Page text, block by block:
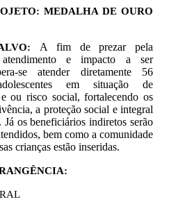
MEDALHA DE OURO
A fim de prezar pela
e impacto a ser
se atender diretamente 56
em situação de
ou risco social, fortalecendo os
a proteção social e integral
os beneficiários indiretos serão
bem como a comunidade
crianças estão inseridas.